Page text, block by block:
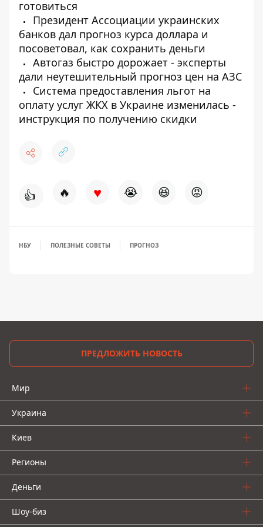
готовиться
Президент Ассоциации украинских
банков дал прогноз курса доллара и
посоветовал, как сохранить деньги
Автогаз быстро дорожает - эксперты
дали неутешительный прогноз цен на АЗС
Система предоставления льгот на
оплату услуг ЖКХ в Украине изменилась -
инструкция по получению скидки
👍 🔥 ♥ 😭 😆 😡
НБУ ПОЛЕЗНЫЕ СОВЕТЫ ПРОГНОЗ
ПРЕДЛОЖИТЬ НОВОСТЬ
Мир
Украина
Киев
Регионы
Деньги
Шоу-биз